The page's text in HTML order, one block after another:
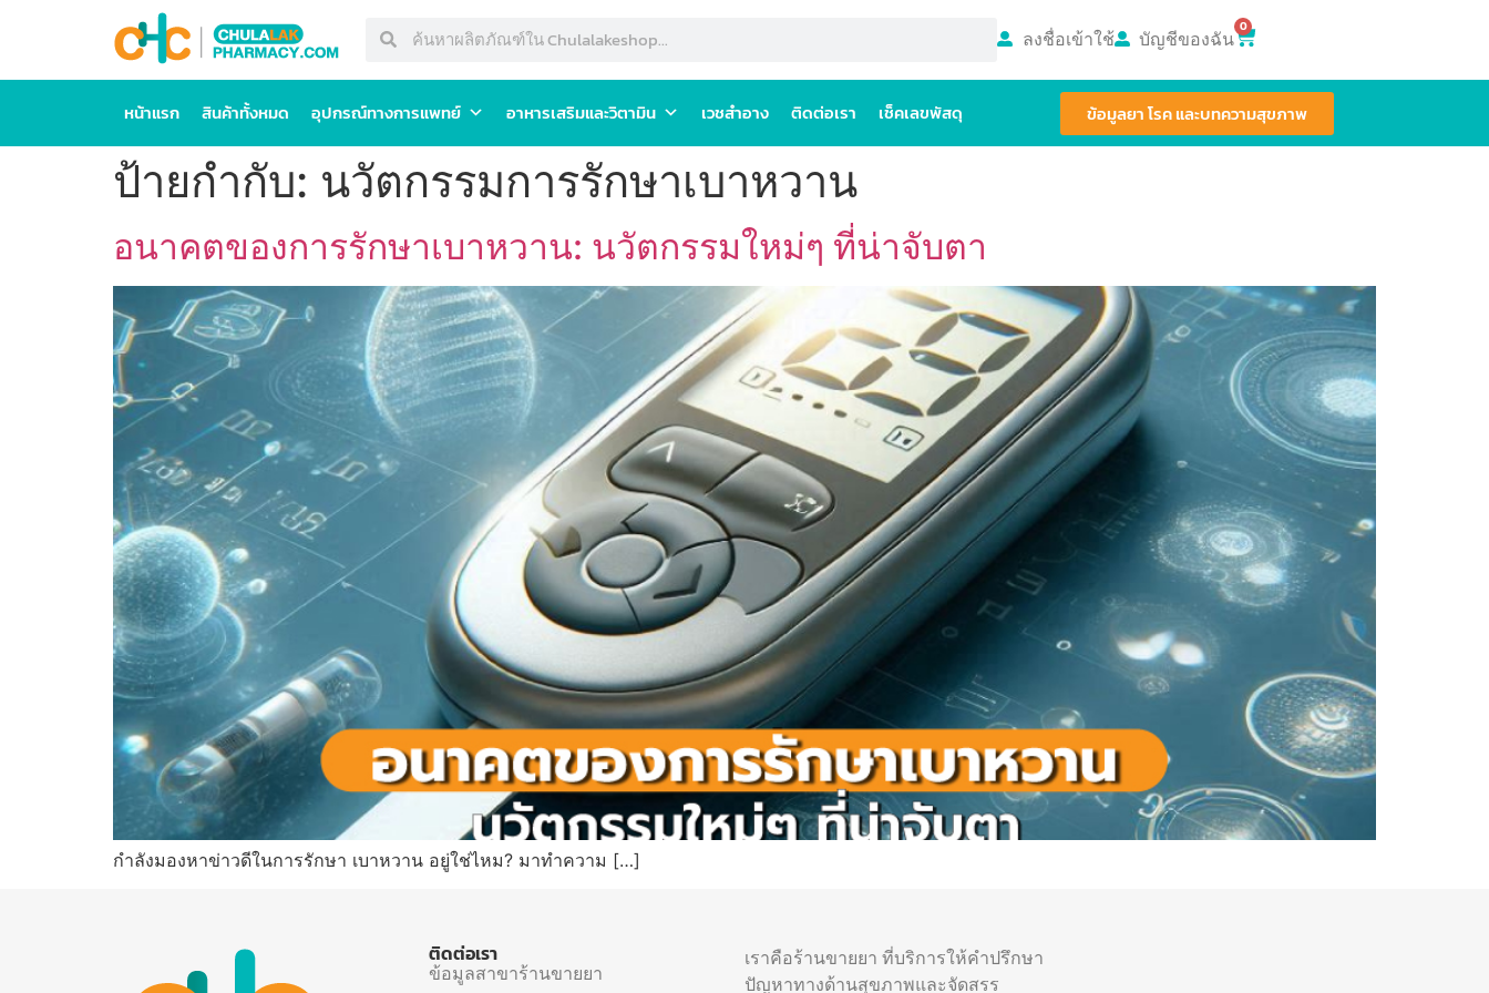
ลงชื่อเข้าใช้ บัญชีของฉัน 0
หน้าแรก สินค้าทั้งหมด อุปกรณ์ทางการแพทย์ อาหารเสริมและวิตามิน เวชสำอาง ติดต่อเรา เช็คเลขพัสดุ ข้อมูลยา โรค และบทความสุขภาพ
ป้ายกำกับ: นวัตกรรมการรักษาเบาหวาน
อนาคตของการรักษาเบาหวาน: นวัตกรรมใหม่ๆ ที่น่าจับตา
กำลังมองหาข่าวดีในการรักษา เบาหวาน อยู่ใช่ไหม? มาทำความ […]
ติดต่อเรา
ข้อมูลสาขาร้านขายยา
เราคือร้านขายยา ที่บริการให้คำปรึกษา
ปัญหาทางด้านสุขภาพและจัดสรร